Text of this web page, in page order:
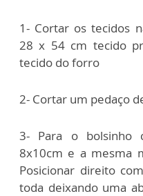
1- Cortar os tecidos
28 x 54 cm tecido
tecido do forro
2- Cortar um pedaço
3- Para o bolsinho
8x10cm e a mesma
Posicionar direito
toda deixando uma